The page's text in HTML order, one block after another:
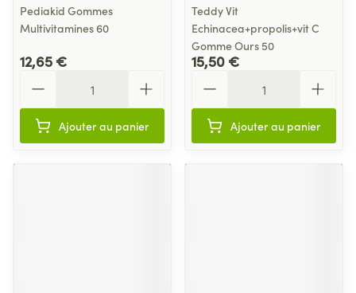
Pediakid Gommes
Multivitamines 60
12,65 €
Ajouter au panier
Teddy Vit
Echinacea+propolis+vit C
Gomme Ours 50
15,50 €
Ajouter au panier